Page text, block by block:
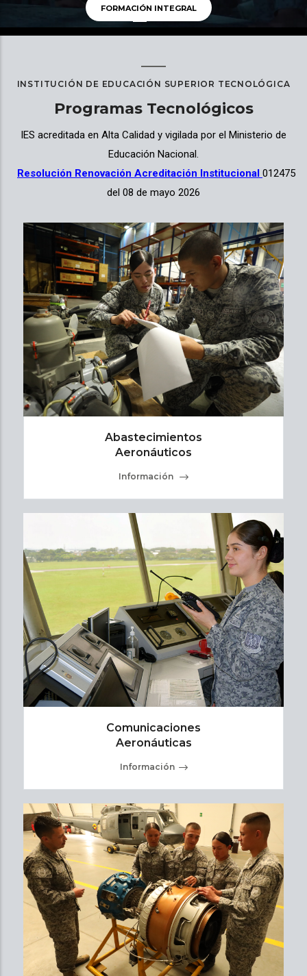
FORMACIÓN INTEGRAL
INSTITUCIÓN DE EDUCACIÓN SUPERIOR TECNOLÓGICA
Programas Tecnológicos
IES acreditada en Alta Calidad y vigilada por el Ministerio de
Educación Nacional.
Resolución Renovación Acreditación Institucional 012475
del 08 de mayo 2026
Abastecimientos
Aeronáuticos
Información
Comunicaciones
Aeronáuticas
Información